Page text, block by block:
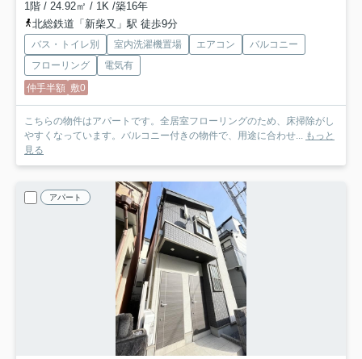
1階 / 24.92㎡ / 1K /築16年
北総鉄道「新柴又」駅 徒歩9分
バス・トイレ別 室内洗濯機置場 エアコン
バルコニー
フローリング
電気有
仲手半額 敷0
こちらの物件はアパートです。全居室フローリングのため、床掃除がし
やすくなっています。バルコニー付きの物件で、用途に合わせ... もっと
見る
アパート